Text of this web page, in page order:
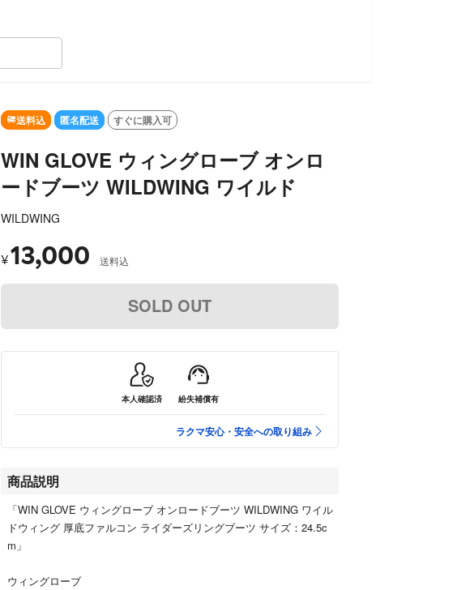
SOLD OUT
送料込 匿名配送 すぐに購入可
WIN GLOVE ウィングローブ オンロ
ードブーツ WILDWING ワイルド
WILDWING
¥13,000 送料込
SOLD OUT
本人確認済 紛失補償有
ラクマ安心・安全への取り組み
商品説明
「WIN GLOVE ウィングローブ オンロードブーツ WILDWING ワイル
ドウィング 厚底ファルコン ライダーズリングブーツ サイズ：24.5c
m」
ウィングローブ